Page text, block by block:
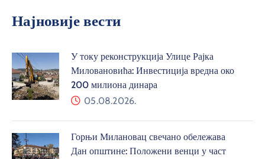
Најновије вести
У току реконструкција Улице Рајка
Миловановића: Инвестиција вредна око
200 милиона динара
05.08.2026.
Горњи Милановац свечано обележава
Дан општине: Положени венци у част